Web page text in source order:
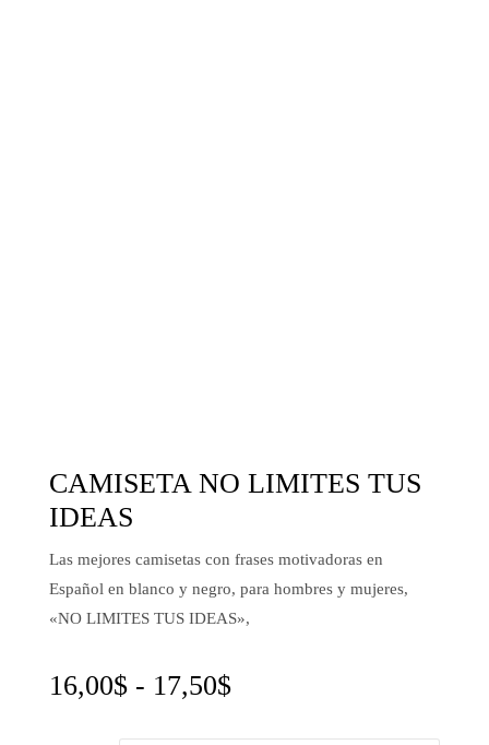
CAMISETA NO LIMITES TUS
IDEAS
Las mejores camisetas con frases motivadoras en
Español en blanco y negro, para hombres y mujeres,
«NO LIMITES TUS IDEAS»,
16,00$ - 17,50$Rango